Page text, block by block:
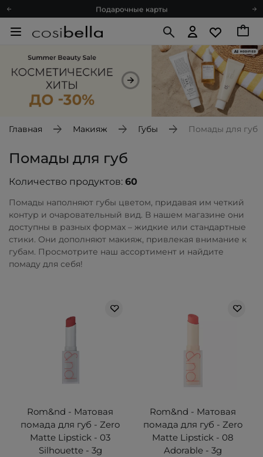
Подарочные карты
Доставка с любовью
Главная Макияж Губы Помады для губ
Помады для губ
Количество продуктов: 60
Помады наполняют губы цветом, придавая им четкий
контур и очаровательный вид. В нашем магазине они
доступны в разных формах – жидкие или стандартные
стики. Они дополняют макияж, привлекая внимание к
губам. Просмотрите наш ассортимент и найдите
помаду для себя!
Rom&nd - Матовая
помада для губ - Zero
Matte Lipstick - 03
Silhouette - 3g
Rom&nd - Матовая
помада для губ - Zero
Matte Lipstick - 08
Adorable - 3g